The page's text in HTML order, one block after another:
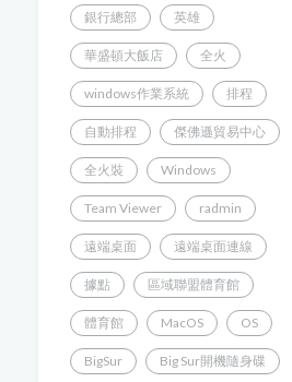
銀行總部 英雄
華盛頓大飯店 全火
windows作業系統 排程
自動排程 傑佛遜貿易中心
全火裝 Windows
Team Viewer radmin
遠端桌面 遠端桌面連線
據點 區域聯盟體育館
體育館 MacOS OS
BigSur Big Sur開機隨身碟